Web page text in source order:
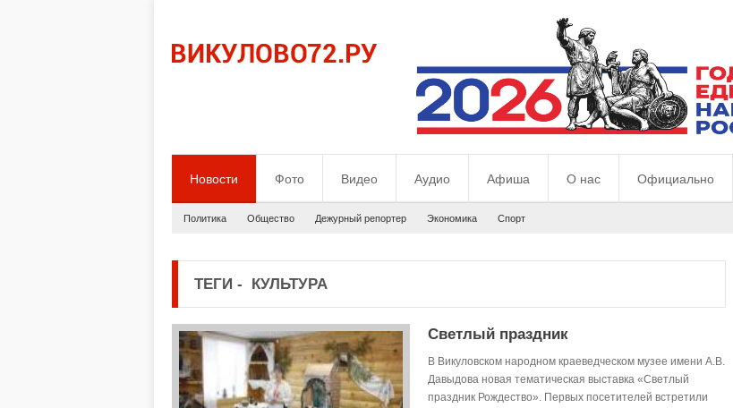
Новости Фото Видео Аудио Афиша О нас Официально
Политика Общество Дежурный репортер Экономика Спорт
ТЕГИ - КУЛЬТУРА
Светлый праздник
В Викуловском народном краеведческом музее имени А.В.
Давыдова новая тематическая выставка «Светлый
праздник Рождество». Первых посетителей встретили